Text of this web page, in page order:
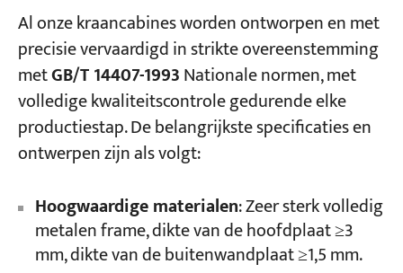
Al onze kraancabines worden ontworpen en met
precisie vervaardigd in strikte overeenstemming
metGB/T 14407-1993Nationale normen, met
volledige kwaliteitscontrole gedurende elke
productiestap. De belangrijkste specificaties en
ontwerpen zijn als volgt:
Hoogwaardige materialen: Zeer sterk volledig
metalen frame, dikte van de hoofdplaat ≥3
mm, dikte van de buitenwandplaat ≥1,5 mm.